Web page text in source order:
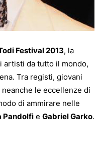
Festival 2013, la
artisti da tutto il mondo,
Tra registi, giovani
le eccellenze di
di ammirare nelle
Pandolfi e Gabriel Garko.